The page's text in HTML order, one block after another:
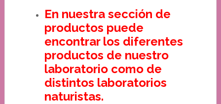
En nuestra sección de
productos puede
encontrar los diferentes
productos de nuestro
laboratorio como de
distintos laboratorios
naturistas.